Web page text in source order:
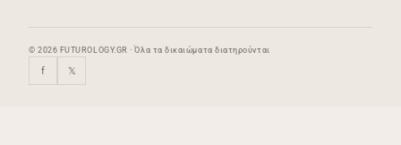
© 2026 FUTUROLOGY.GR · Όλα τα δικαιώματα διατηρούνται
f 𝕏